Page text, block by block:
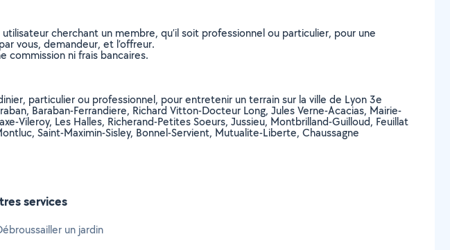
cherchant un membre, qu’il soit professionnel ou particulier, pour une
vous, demandeur, et l’offreur.
commission ni frais bancaires.
particulier ou professionnel, pour entretenir un terrain sur la ville de Lyon 3e
Baraban-Ferrandiere, Richard Vitton-Docteur Long, Jules Verne-Acacias, Mairie-
Vileroy, Les Halles, Richerand-Petites Soeurs, Jussieu, Montbrilland-Guilloud, Feuillat
Saint-Maximin-Sisley, Bonnel-Servient, Mutualite-Liberte, Chaussagne
services
un jardin